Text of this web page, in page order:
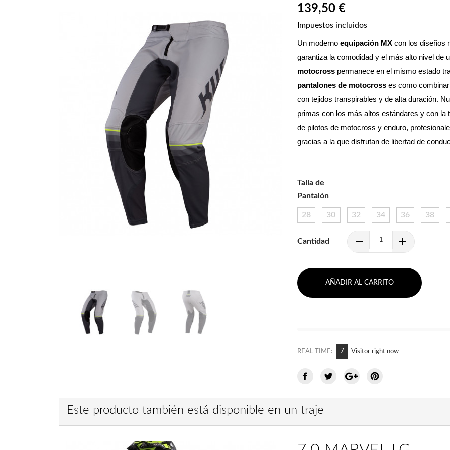
139,50 €
Impuestos incluidos
Un moderno equipación MX con los diseños
garantiza la comodidad y el más alto nivel de
motocross
pantalones de motocross es como
con tejidos transpirables y de alta duración.
primas con los más altos estándares y con
de pilotos de motocross y enduro,
gracias a la que disfrutan de libertad de
Talla de
Pantalón
28 30 32 34 36 38
Cantidad
AÑADIR AL CARRITO
REAL TIME: 7 Visitor right now
Este producto también está disponible en un traje